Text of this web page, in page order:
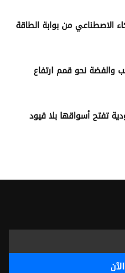
الاصطناعي من بوابة الطاقة
والفضة نحو قمم ارتفاع
تفتح أسواقها بلا قيود